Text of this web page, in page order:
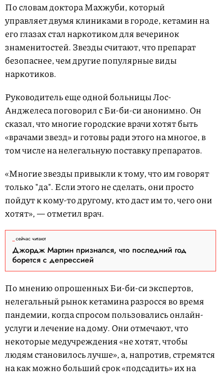
По словам доктора Махжуби, который
управляет двумя клиниками в городе, кетамин на
его глазах стал наркотиком для вечеринок
знаменитостей. Звезды считают, что препарат
безопаснее, чем другие популярные виды
наркотиков.
Руководитель еще одной больницы Лос-
Анджелеса поговорил с Би-би-си анонимно. Он
сказал, что многие городские врачи хотят быть
«врачами звезд» и готовы ради этого на многое, в
том числе на нелегальную поставку препаратов.
«Многие звезды привыкли к тому, что им говорят
только "да". Если этого не сделать, они просто
пойдут к кому-то другому, кто даст им то, чего они
хотят», — отметил врач.
сейчас читают
Джордж Мартин признался, что последний год
борется с депрессией
По мнению опрошенных Би-би-си экспертов,
нелегальный рынок кетамина разросся во время
пандемии, когда спросом пользовались онлайн-
услуги и лечение на дому. Они отмечают, что
некоторые медучреждения «не хотят, чтобы
людям становилось лучше», а, напротив, стремятся
на как можно больший срок «подсадить» их на